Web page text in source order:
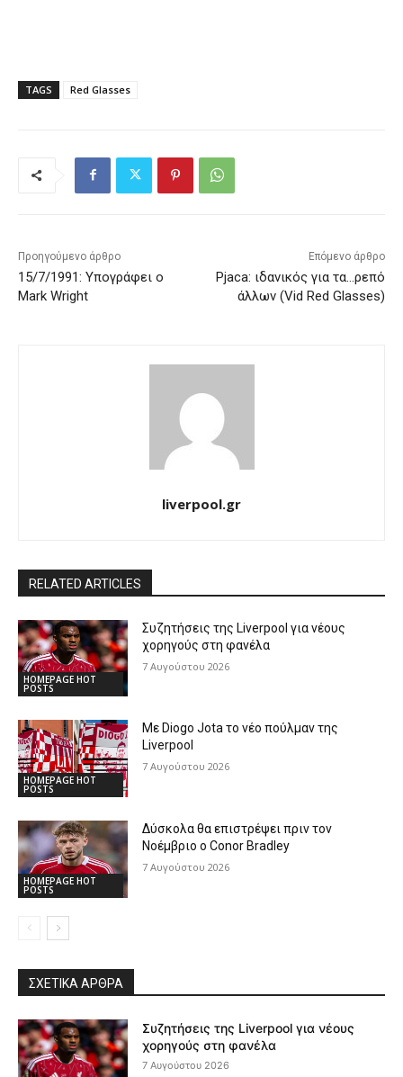
TAGS Red Glasses
Προηγούμενο άρθρο
15/7/1991: Υπογράφει ο
Mark Wright
Επόμενο άρθρο
Pjaca: ιδανικός για τα…ρεπό
άλλων (Vid Red Glasses)
liverpool.gr
RELATED ARTICLES
HOMEPAGE HOT
POSTS
Συζητήσεις της Liverpool για νέους
χορηγούς στη φανέλα
7 Αυγούστου 2026
HOMEPAGE HOT
POSTS
Με Diogo Jota το νέο πούλμαν της
Liverpool
7 Αυγούστου 2026
HOMEPAGE HOT
POSTS
Δύσκολα θα επιστρέψει πριν τον
Νοέμβριο ο Conor Bradley
7 Αυγούστου 2026
ΣΧΕΤΙΚΆ ΆΡΘΡΑ
Συζητήσεις της Liverpool για νέους
χορηγούς στη φανέλα
7 Αυγούστου 2026